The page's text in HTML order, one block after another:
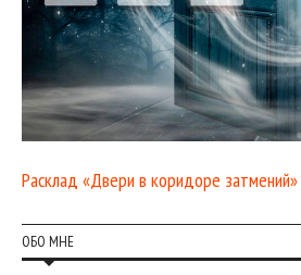
Расклад «Двери в коридоре затмений»
ОБО МНЕ